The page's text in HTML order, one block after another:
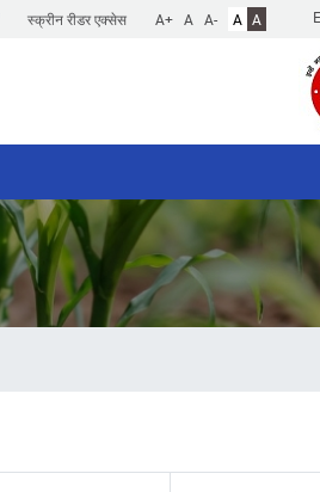
स्क्रीन रीडर एक्सेस A+ A A- A A